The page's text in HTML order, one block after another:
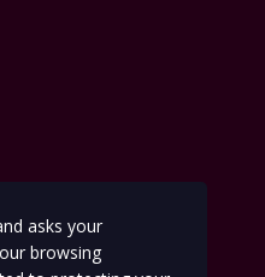
asks your
browsing